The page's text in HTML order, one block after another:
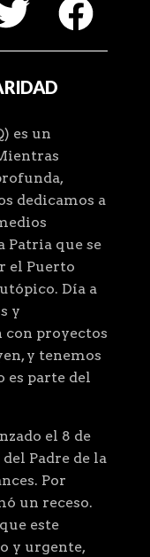
es un
dedicamos a
Patria que se
el Puerto
Día a
y
con proyectos
y tenemos
es parte del
el 8 de
Padre de la
Por
un receso.
este
y urgente,